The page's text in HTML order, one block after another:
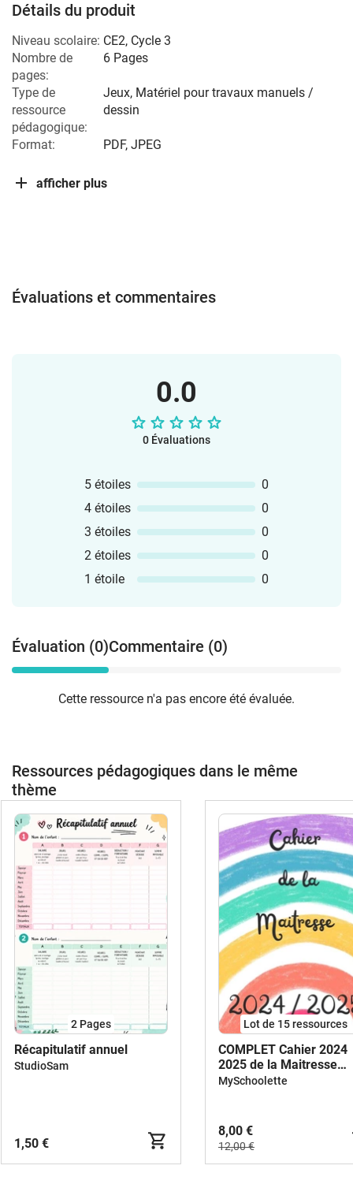
Détails du produit
Niveau scolaire: CE2, Cycle 3
Nombre de
pages:
6 Pages
Type de
ressource
pédagogique:
Jeux, Matériel pour travaux manuels /
dessin
Format: PDF, JPEG
afficher plus
Évaluations et commentaires
0.0
0 Évaluations
5 étoiles
0
4 étoiles
0
3 étoiles
0
2 étoiles
0
1 étoile
0
Évaluation (0)Commentaire (0)
Cette ressource n'a pas encore été évaluée.
Ressources pédagogiques dans le même
thème
2 Pages
Récapitulatif annuel
StudioSam
1,50 €
Lot de 15 ressources
COMPLET Cahier 2024
2025 de la Maitresse
Version RAINBOW
MySchoolette
8,00 €
12,00 €